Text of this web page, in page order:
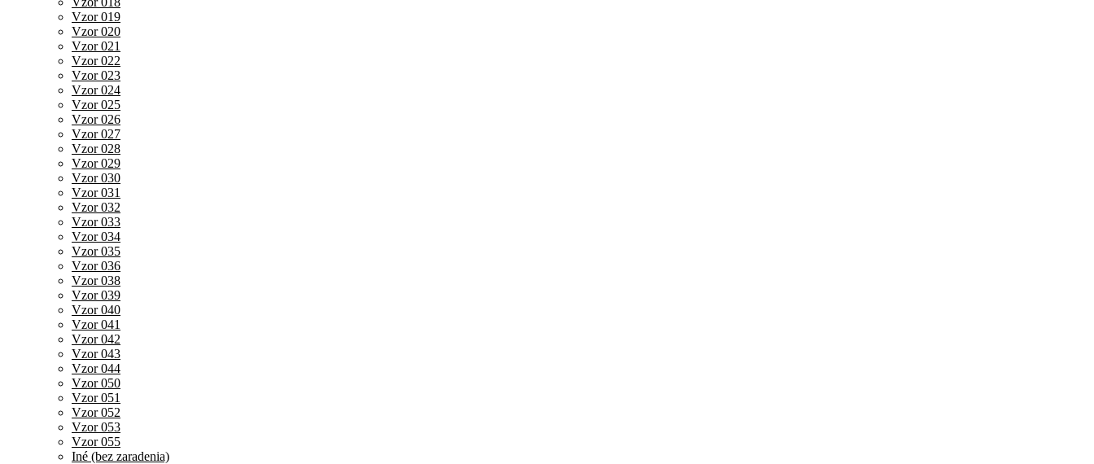
Vzor 019
Vzor 020
Vzor 021
Vzor 022
Vzor 023
Vzor 024
Vzor 025
Vzor 026
Vzor 027
Vzor 028
Vzor 029
Vzor 030
Vzor 031
Vzor 032
Vzor 033
Vzor 034
Vzor 035
Vzor 036
Vzor 038
Vzor 039
Vzor 040
Vzor 041
Vzor 042
Vzor 043
Vzor 044
Vzor 050
Vzor 051
Vzor 052
Vzor 053
Vzor 055
Iné (bez zaradenia)